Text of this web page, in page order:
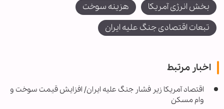
بخش انرژی آمریکا
هزینه سوخت
تبعات اقتصادی جنگ علیه ایران
اخبار مرتبط
اقتصاد آمریکا زیر فشار جنگ علیه ایران/ افزایش قیمت سوخت و
وام مسکن